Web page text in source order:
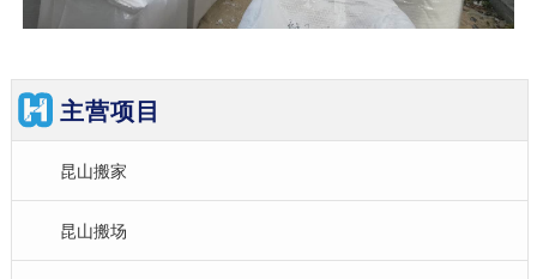
主营项目
昆山搬家
昆山搬场